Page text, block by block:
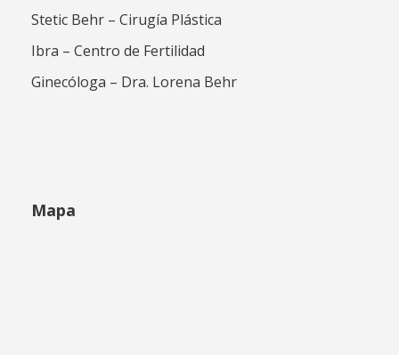
Stetic Behr – Cirugía Plástica
Ibra – Centro de Fertilidad
Ginecóloga – Dra. Lorena Behr
Mapa